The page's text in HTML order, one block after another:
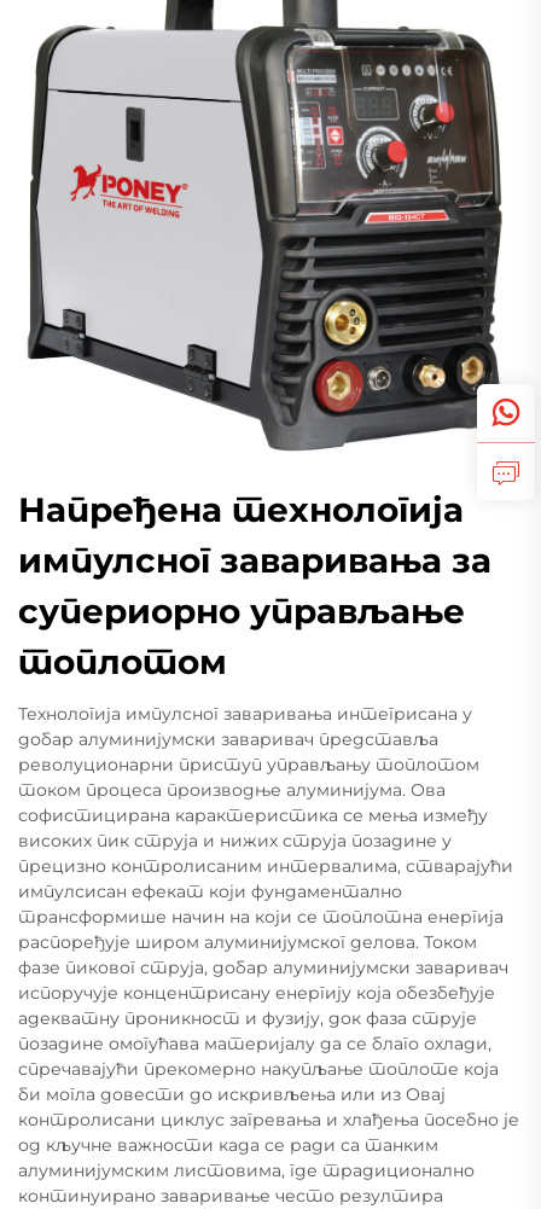
Напређена технологија
импулсног заваривања за
супериорно управљање
топлотом
Технологија импулсног заваривања интегрисана у
добар алуминијумски заваривач представља
револуционарни приступ управљању топлотом
током процеса производње алуминијума. Ова
софистицирана карактеристика се мења између
високих пик струја и нижих струја позадине у
прецизно контролисаним интервалима, стварајући
импулсисан ефекат који фундаментално
трансформише начин на који се топлотна енергија
распоређује широм алуминијумског делова. Током
фазе пиковог струја, добар алуминијумски заваривач
испоручује концентрисану енергију која обезбеђује
адекватну проникност и фузију, док фаза струје
позадине омогућава материјалу да се благо охлади,
спречавајући прекомерно накупљање топлоте која
би могла довести до искривљења или из Овај
контролисани циклус загревања и хлађења посебно је
од кључне важности када се ради са танким
алуминијумским листовима, где традиционално
континуирано заваривање често резултира